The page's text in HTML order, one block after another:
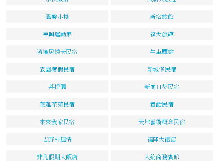
溫馨小棧 新宿旅館
德興運動家 福大旅館
逍遙居透天民宿 牛車驛站
霖園渡假民宿 新城堡民宿
菩提園 新向日葵民宿
薇雅花苑民宿 童話民宿
來來我家民宿 天地藝術概念民宿
吉野村風情 福隆大飯店
非凡假期大飯店 大統商務賓館